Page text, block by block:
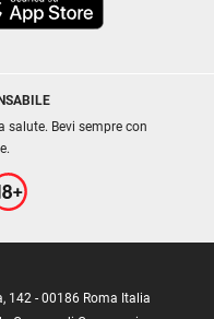
salute. Bevi sempre con
142 - 00186 Roma Italia